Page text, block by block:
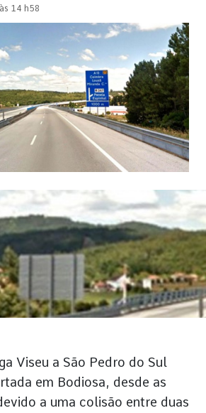
14 h58
Viseu a São Pedro do Sul
em Bodiosa, desde as
a uma colisão entre duas